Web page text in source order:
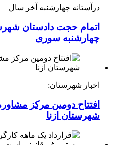
درآستانه چهارشنبه آخر سال
اتمام حجت دادستان
چهارشنبه ‌سوری
اخبار شهرستان:
افتتاح دومین مرکز
شهرستان ازنا